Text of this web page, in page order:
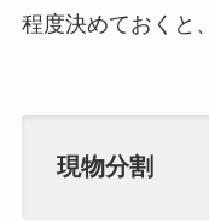
程度決めておくと
現物分割